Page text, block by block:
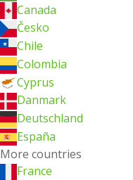
Canada
Česko
Chile
Colombia
Cyprus
Danmark
Deutschland
España
More countries
France